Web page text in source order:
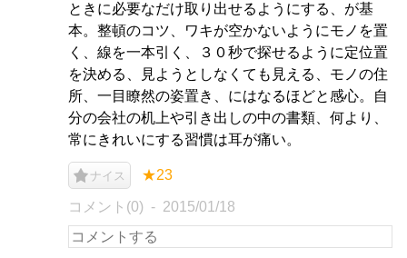
ときに必要なだけ取り出せるようにする、が基
本。整頓のコツ、ワキが空かないようにモノを置
く、線を一本引く、３０秒で探せるように定位置
を決める、見ようとしなくても見える、モノの住
所、一目瞭然の姿置き、にはなるほどと感心。自
分の会社の机上や引き出しの中の書類、何より、
常にきれいにする習慣は耳が痛い。
ナイス ★23
コメント(0) 2015/01/18